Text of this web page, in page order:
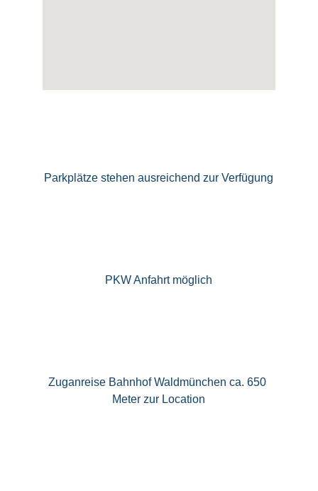
Parkplätze stehen ausreichend zur Verfügung
PKW Anfahrt möglich
Zuganreise Bahnhof Waldmünchen ca. 650
Meter zur Location